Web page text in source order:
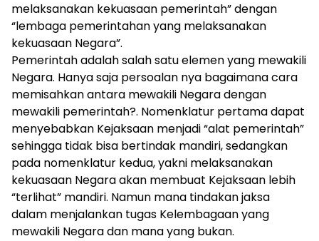
melaksanakan kekuasaan pemerintah” dengan
“lembaga pemerintahan yang melaksanakan
kekuasaan Negara”.
Pemerintah adalah salah satu elemen yang mewakili
Negara. Hanya saja persoalan nya bagaimana cara
memisahkan antara mewakili Negara dengan
mewakili pemerintah?. Nomenklatur pertama dapat
menyebabkan Kejaksaan menjadi “alat pemerintah”
sehingga tidak bisa bertindak mandiri, sedangkan
pada nomenklatur kedua, yakni melaksanakan
kekuasaan Negara akan membuat Kejaksaan lebih
“terlihat” mandiri. Namun mana tindakan jaksa
dalam menjalankan tugas Kelembagaan yang
mewakili Negara dan mana yang bukan.